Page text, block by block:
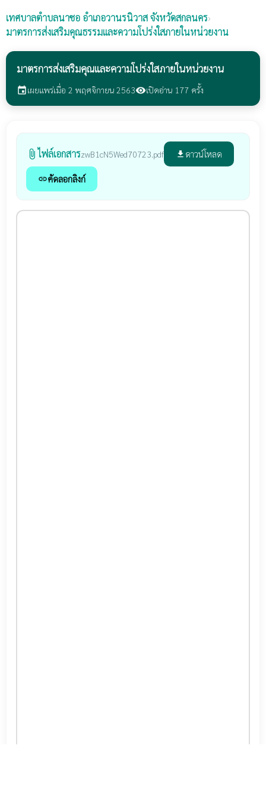
เทศบาลตำบลนาซอ อำเภอวานรนิวาส จังหวัดสกลนคร›
มาตรการส่งเสริมคุณธรรมและความโปร่งใสภายในหน่วยงาน
มาตรการส่งเสริมคุณและความโปร่งใสภายในหน่วยงาน
eventเผยแพร่เมื่อ 2 พฤศจิกายน 2563visibilityเปิดอ่าน 177 ครั้ง
attach_file ไฟล์เอกสารzwB1cN5Wed70723.pdf file_download ดาวน์โหลด
linkคัดลอกลิงก์